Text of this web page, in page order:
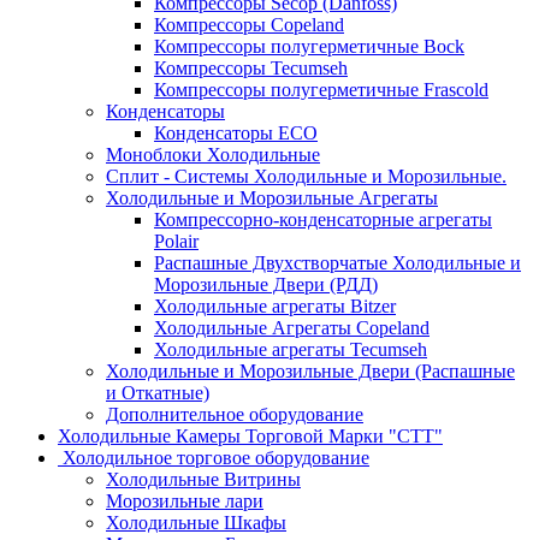
Компрессоры Copeland
Компрессоры полугерметичные Bock
Компрессоры Tecumseh
Компрессоры полугерметичные Frascold
Конденсаторы
Конденсаторы ECO
Моноблоки Холодильные
Сплит - Системы Холодильные и Морозильные.
Холодильные и Морозильные Агрегаты
Компрессорно-конденсаторные агрегаты
Polair
Распашные Двухстворчатые Холодильные и
Морозильные Двери (РДД)
Холодильные агрегаты Bitzer
Холодильные Агрегаты Copeland
Холодильные агрегаты Tecumseh
Холодильные и Морозильные Двери (Распашные
и Откатные)
Дополнительное оборудование
Холодильные Камеры Торговой Марки "СТТ"
Холодильное торговое оборудование
Холодильные Витрины
Морозильные лари
Холодильные Шкафы